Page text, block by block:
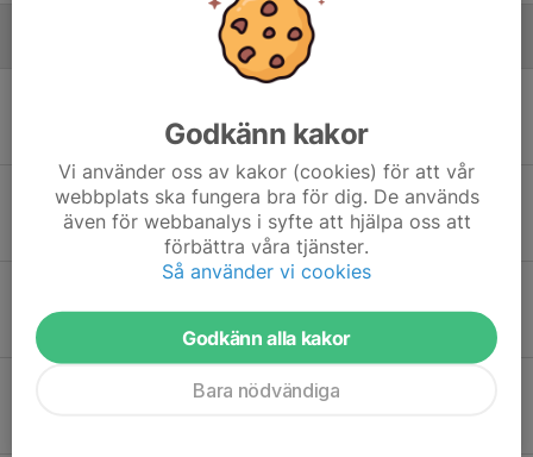
Sön 11
Täby FC 10B - Hässelby SK IBK
Hägerneholmshallen
12:15
Täby FC 10ALag(B) - Väsby AIK
Hägerneholmshallen
Täby FC 10B - Järfälla Bele IBK
Godkänn kakor
Vi använder oss av kakor (cookies) för att vår
webbplats ska fungera bra för dig. De används
även för webbanalys i syfte att hjälpa oss att
förbättra våra tjänster.
Så använder vi cookies
Godkänn alla kakor
Bara nödvändiga